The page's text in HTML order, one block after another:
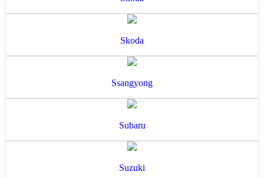
Skoda
Ssangyong
Subaru
Suzuki